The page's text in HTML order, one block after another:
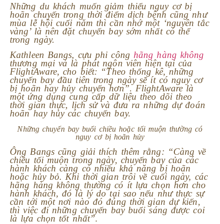
Những du khách muốn giảm thiểu nguy cơ bị
hoãn chuyến trong thời điểm dịch bệnh cũng như
mùa lễ hội cuối năm thì cần nhớ một ‘nguyên tắc
vàng’ là nên đặt chuyến bay sớm nhất có thể
trong ngày.
Kathleen Bangs, cựu phi công hãng hàng không
thương mại và là phát ngôn viên hiện tại của
FlightAware, cho biết: “Theo thống kê, những
chuyến bay đầu tiên trong ngày sẽ ít có nguy cơ
bị hoãn hay hủy chuyến hơn”. FlightAware là
một ứng dụng cung cấp dữ liệu theo dõi theo
thời gian thực, lịch sử và đưa ra những dự đoán
hoãn hay hủy các chuyến bay.
Những chuyến bay buổi chiều hoặc tối muộn thường có
nguy cơ bị hoãn hủy
Ông Bangs cũng giải thích thêm rằng: “Càng về
chiều tối muộn trong ngày, chuyến bay của các
hành khách càng có nhiều khả năng bị hoãn
hoặc hủy bỏ. Khi thời gian trôi về cuối ngày, các
hãng hàng không thường có ít lựa chọn hơn cho
hành khách, đó là lý do tại sao nếu như thực sự
cần tới một nơi nào đó đúng thời gian dự kiến,
thì việc đi những chuyến bay buổi sáng được coi
là lựa chọn tốt nhất”.